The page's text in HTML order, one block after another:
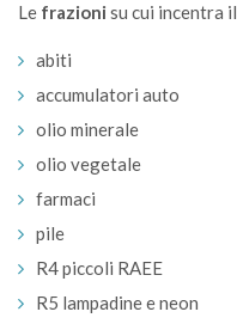
Le frazioni su cui incentra il
abiti
accumulatori auto
olio minerale
olio vegetale
farmaci
pile
R4 piccoli RAEE
R5 lampadine e neon